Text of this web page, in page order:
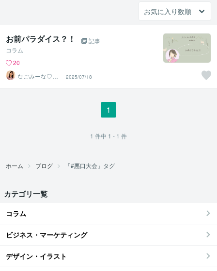
お前パラダイス？！
記事
コラム
20
なごみーな♡癒
し系心のサポー
ター
2025/07/18
1
1 件中 1 - 1 件
ホーム ブログ 「#悪口大会」タグ
カテゴリ一覧
コラム
ビジネス・マーケティング
デザイン・イラスト